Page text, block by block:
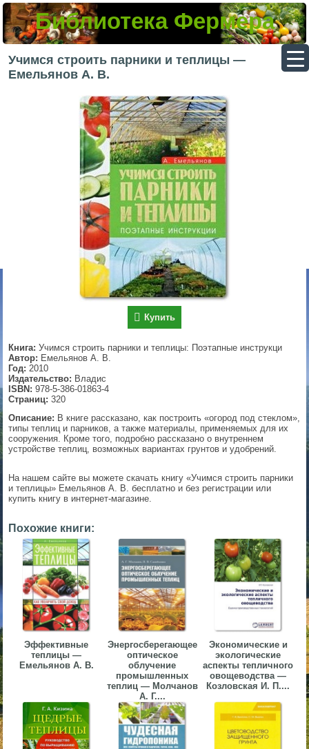
Библиотека Фермера
Учимся строить парники и теплицы —
Емельянов А. В.
Купить
Книга: Учимся строить парники и теплицы: Поэтапные инструкци
Автор: Емельянов А. В.
Год: 2010
Издательство: Владис
ISBN: 978-5-386-01863-4
Страниц: 320
Описание: В книге рассказано, как построить «огород под стеклом»,
типы теплиц и парников, а также материалы, применяемых для их
сооружения. Кроме того, подробно рассказано о внутреннем
устройстве теплиц, возможных вариантах грунтов и удобрений.
На нашем сайте вы можете скачать книгу «Учимся строить парники
и теплицы» Емельянов А. В. бесплатно и без регистрации или
купить книгу в интернет-магазине.
Похожие книги:
Эффективные
теплицы —
Емельянов А. В.
Энергосберегающее
оптическое
облучение
промышленных
теплиц — Молчанов
А. Г....
Экономические и
экологические
аспекты тепличного
овощеводства —
Козловская И. П....
▼
▼
▼
▼
▼
▼